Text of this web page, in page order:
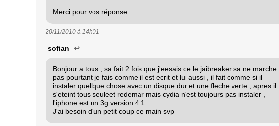
Merci pour vos réponse
20/11/2010 à 14h01
sofian ↩
Bonjour a tous , sa fait 2 fois que j'eesais de le jaibreaker sa ne marche
pas pourtant je fais comme il est ecrit et lui aussi , il fait comme si il
instaler quellque chose avec un disque dur et une fleche verte , apres il
s'eteint tous seuleet redemar mais cydia n'est toujours pas instaler ,
l'iphone est un 3g version 4.1 .
J'ai besoin d'un petit coup de main svp